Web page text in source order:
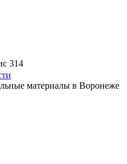
314
материалы в Воронеже